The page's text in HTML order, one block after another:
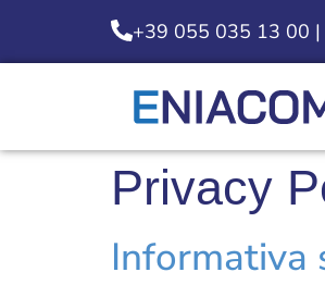
+39 055 035 13 00 |
Privacy
Informativa